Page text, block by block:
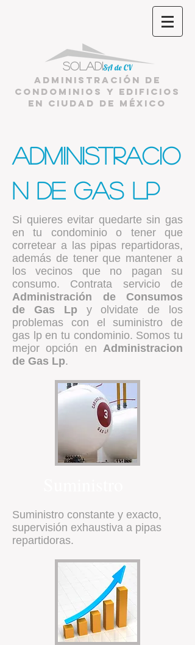
SoladiSA de CV
Administración de
condominios y edificios
en ciudad de México
Administracio
n de Gas Lp
Si quieres evitar quedarte sin gas
en tu condominio o tener que
corretear a las pipas repartidoras,
además de tener que mantener a
los vecinos que no pagan su
consumo. Contrata servicio de
Administración de Consumos
de Gas Lp y olvidate de los
problemas con el suministro de
gas lp en tu condominio. Somos tu
mejor opción en Administracion
de Gas Lp.
Suministro constante y exacto,
supervisión exhaustiva a pipas
repartidoras.